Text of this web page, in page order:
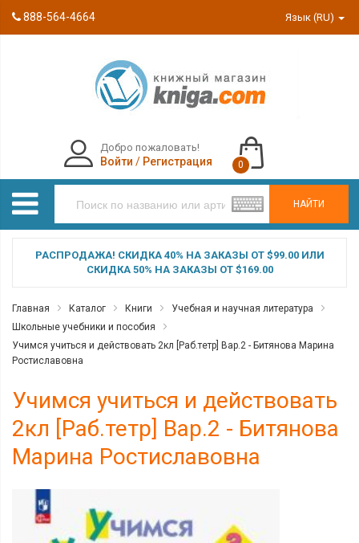
888-564-4664 Язык (RU)
НАЙТИ
Добро пожаловать!
Войти / Регистрация 0
РАСПРОДАЖА! СКИДКА 40% НА ЗАКАЗЫ ОТ $99.00 ИЛИ
СКИДКА 50% НА ЗАКАЗЫ ОТ $169.00
Главная Каталог Книги
Учебная и научная литература
Школьные учебники и пособия
Учимся учиться и действовать 2кл [Раб.тетр] Вар.2 - Битянова Марина
Ростиславовна
Учимся учиться и действовать
2кл [Раб.тетр] Вар.2 - Битянова
Марина Ростиславовна